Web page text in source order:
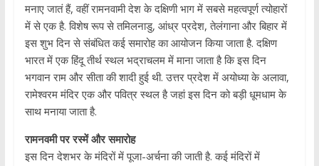
मनाए जातं हैं, वहीं रामनवामी देश के दक्षिणी भाग में सबसे महत्वपूर्ण त्योहारों
में से एक है. विशेष रूप से तमिलनाडु, आंध्र प्रदेश, तेलंगाना और बिहार में
इस शुभ दिन से संबंधित कई समारोह का आयोजन किया जाता है. दक्षिण
भारत में एक हिंदू तीर्थ स्थल भद्राचलम में माना जाता है कि इस दिन
भगवान राम और सीता की शादी हुई थी. उत्तर प्रदेश में अयोध्या के अलावा,
रामेश्वरम मंदिर एक और पवित्र स्थल है जहां इस दिन को बड़ी धूमधाम के
साथ मनाया जाता है.
रामनवमी पर रस्में और समारोह
इस दिन देशभर के मंदिरों में पूजा-अर्चना की जाती है. कई मंदिरों में